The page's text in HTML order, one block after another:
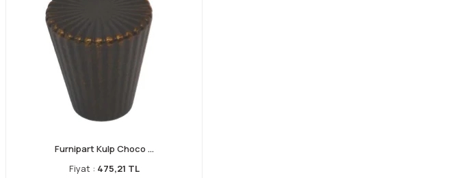
Furnipart Kulp Choco ...
Fiyat : 475,21 TL